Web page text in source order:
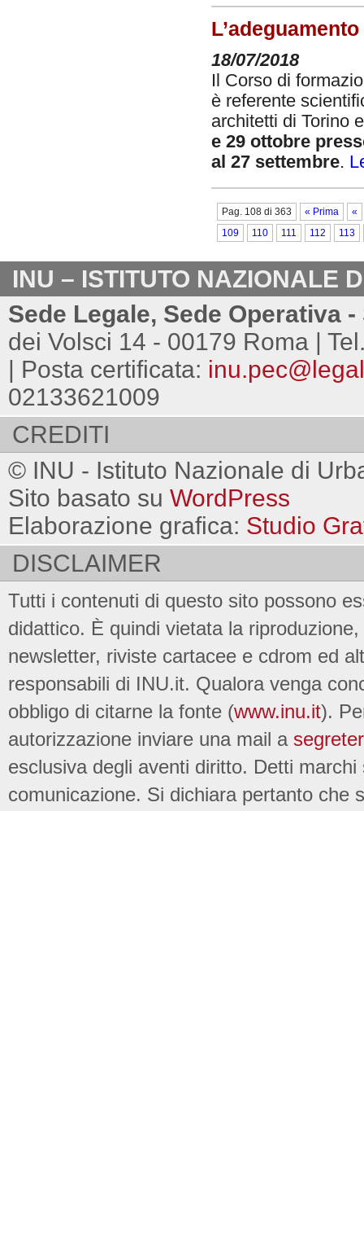
18/07/2018
Il Corso di
è referente
architetti di Torino
e 29 ottobre
al 27 settembre.
Pag. 108 di 363 « Prima
«
109
110 111 112 113
INU – ISTITUTO NAZIONALE
Sede Legale, Sede Operativa
dei Volsci 14 - 00179 Roma |
| Posta certificata:
02133621009
CREDITI
© INU - Istituto Nazionale di
Sito basato su WordPress
Elaborazione grafica: Studio
DISCLAIMER
Tutti i contenuti di questo sito possono
didattico. È quindi vietata la
newsletter, riviste cartacee e cdrom ed
responsabili di INU.it. Qualora venga
obbligo di citarne la fonte (www.inu.it).
autorizzazione inviare una mail a
esclusiva degli aventi diritto. Detti
comunicazione. Si dichiara pertanto che